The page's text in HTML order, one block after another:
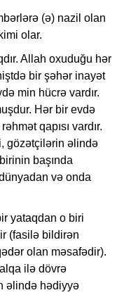
(ə) nazil olan
olar.
Allah oxuduğu hər
bir şəhər inayət
min hücrə vardır.
Hər bir evdə
qapısı vardır.
gözətçilərin əlində
başında
və onda
yataqdan o biri
(fasilə bildirən
olan məsafədir).
ilə dövrə
əlində hədiyyə